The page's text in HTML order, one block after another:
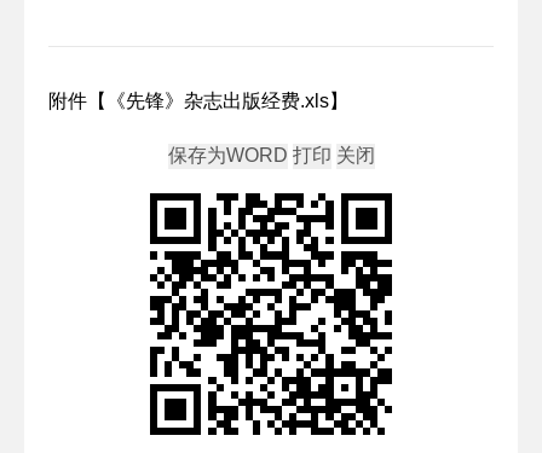
附件【 《先锋》杂志出版经费.xls】